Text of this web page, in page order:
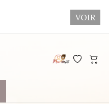
VOIR